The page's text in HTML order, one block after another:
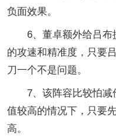
负面效果。
6、董卓额外给吕
的攻速和精准度，只要
刀一个不是问题。
7、该阵容比较怕
值较高的情况下，只要
高。